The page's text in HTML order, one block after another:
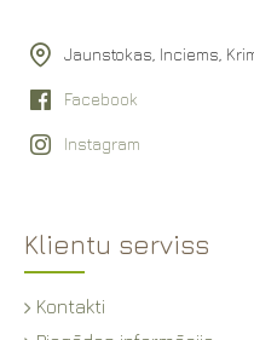
Jaunstokas, Inciems,
Facebook
Instagram
Klientu serviss
Kontakti